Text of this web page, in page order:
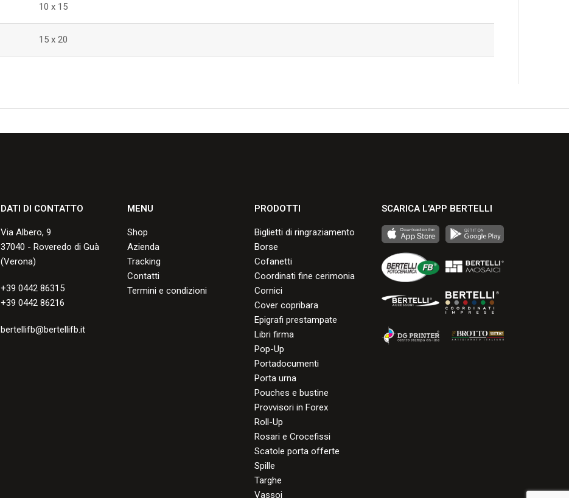
10 x 15
15 x 20
DATI DI CONTATTO
Via Albero, 9
37040 - Roveredo di Guà
(Verona)
+39 0442 86315
+39 0442 86216
bertellifb@bertellifb.it
MENU
Shop
Azienda
Tracking
Contatti
Termini e condizioni
PRODOTTI
Biglietti di ringraziamento
Borse
Cofanetti
Coordinati fine cerimonia
Cornici
Cover copribara
Epigrafi prestampate
Libri firma
Pop-Up
Portadocumenti
Porta urna
Pouches e bustine
Provvisori in Forex
Roll-Up
Rosari e Crocefissi
Scatole porta offerte
Spille
Targhe
Vassoi
SCARICA L'APP BERTELLI